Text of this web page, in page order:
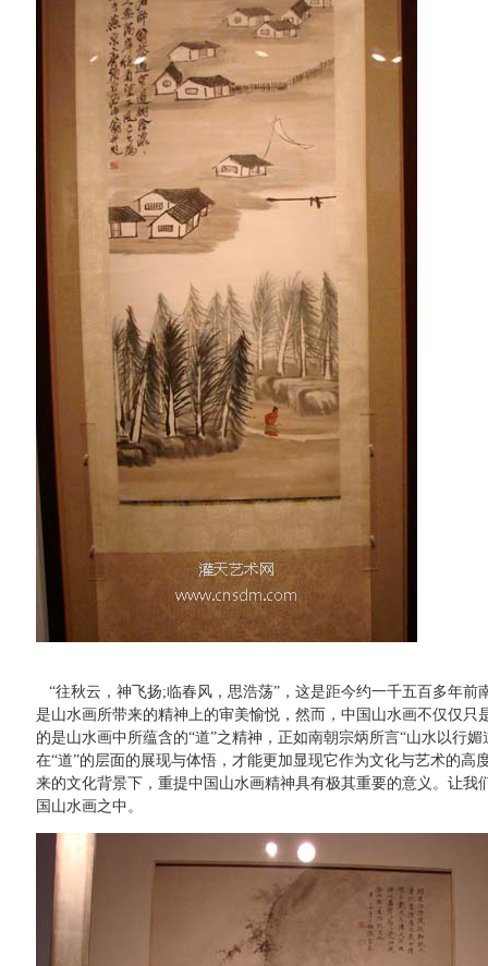
“往秋云，神飞扬;临春风，思浩荡”，这是距今约一千五百多年前
是山水画所带来的精神上的审美愉悦，然而，中国山水画不仅仅只
的是山水画中所蕴含的“道”之精神，正如南朝宗炳所言“山水以行
在“道”的层面的展现与体悟，才能更加显现它作为文化与艺术的高
来的文化背景下，重提中国山水画精神具有极其重要的意义。让我
国山水画之中。